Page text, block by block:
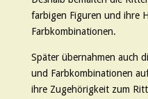
farbigen Figuren und ihre
Farbkombinationen.
Später übernahmen auch
und Farbkombinationen
ihre Zugehörigkeit zum